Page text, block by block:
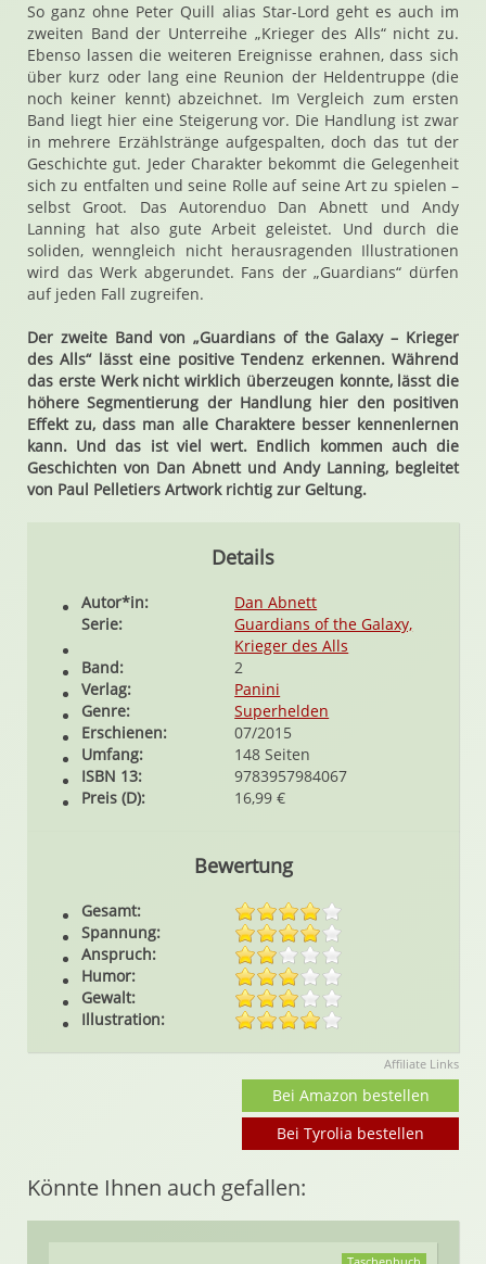
So ganz ohne Peter Quill alias Star-Lord geht es auch im
zweiten Band der Unterreihe „Krieger des Alls“ nicht zu.
Ebenso lassen die weiteren Ereignisse erahnen, dass sich
über kurz oder lang eine Reunion der Heldentruppe (die
noch keiner kennt) abzeichnet. Im Vergleich zum ersten
Band liegt hier eine Steigerung vor. Die Handlung ist zwar
in mehrere Erzählstränge aufgespalten, doch das tut der
Geschichte gut. Jeder Charakter bekommt die Gelegenheit
sich zu entfalten und seine Rolle auf seine Art zu spielen –
selbst Groot. Das Autorenduo Dan Abnett und Andy
Lanning hat also gute Arbeit geleistet. Und durch die
soliden, wenngleich nicht herausragenden Illustrationen
wird das Werk abgerundet. Fans der „Guardians“ dürfen
auf jeden Fall zugreifen.
Der zweite Band von „Guardians of the Galaxy – Krieger
des Alls“ lässt eine positive Tendenz erkennen. Während
das erste Werk nicht wirklich überzeugen konnte, lässt die
höhere Segmentierung der Handlung hier den positiven
Effekt zu, dass man alle Charaktere besser kennenlernen
kann. Und das ist viel wert. Endlich kommen auch die
Geschichten von Dan Abnett und Andy Lanning, begleitet
von Paul Pelletiers Artwork richtig zur Geltung.
Details
Autor*in:
Dan Abnett
Serie:
Guardians of the Galaxy,
Krieger des Alls
Band:
2
Verlag:
Panini
Genre:
Superhelden
Erschienen:
07/2015
Umfang:
148 Seiten
ISBN 13:
9783957984067
Preis (D):
16,99 €
Bewertung
Gesamt:
Spannung:
Anspruch:
Humor:
Gewalt:
Illustration:
Affiliate Links
Bei Amazon bestellen
Bei Tyrolia bestellen
Könnte Ihnen auch gefallen: